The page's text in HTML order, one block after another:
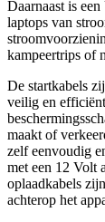
Daarnaast is
laptops van
kampeertrips of
De startkabels
veilig en
maakt of
zelf eenvoudig
met een 12 Volt
oplaadkabels
achterop het